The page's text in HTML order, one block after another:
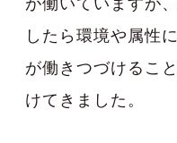
したら環境や属性
が働きつづけるこ
けてきました。